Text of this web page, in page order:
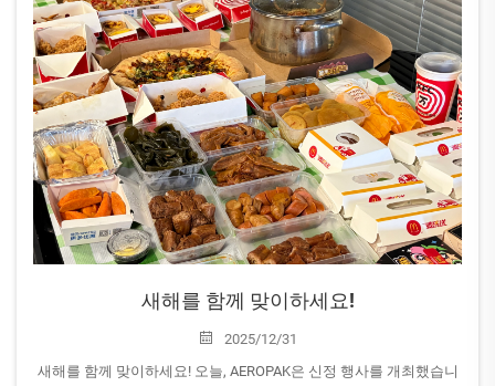
새해를 함께 맞이하세요!
2025/12/31
새해를 함께 맞이하세요! 오늘, AEROPAK은 신정 행사를 개최했습니